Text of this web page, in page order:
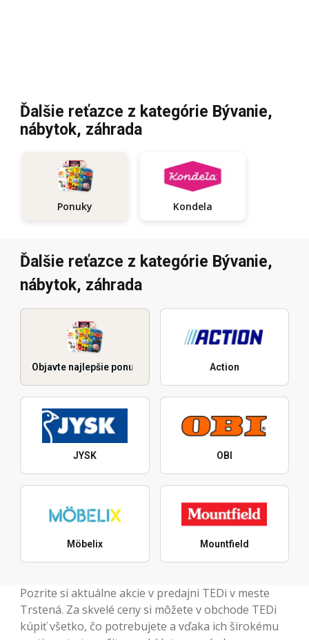
Ďalšie reťazce z kategórie Bývanie,
nábytok, záhrada
Ponuky Kondela
Ďalšie reťazce z kategórie Bývanie,
nábytok, záhrada
Objavte najlepšie ponuky Action
JYSK OBI
Möbelix Mountfield
Pozrite si aktuálne akcie v predajni TEDi v meste
Trstená. Za skvelé ceny si môžete v obchode TEDi
kúpiť všetko, čo potrebujete a vďaka ich širokému